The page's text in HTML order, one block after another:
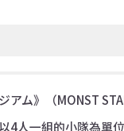
アム》（MONST
4人一組的小隊為單